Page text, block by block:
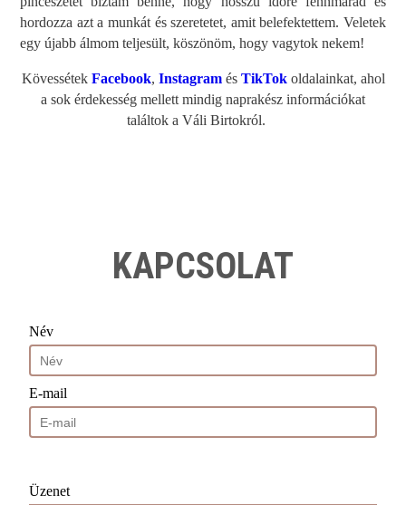
hordozza azt a munkát és szeretetet, amit belefektettem. Veletek
egy újabb álmom teljesült, köszönöm, hogy vagytok nekem!
Kövessétek Facebook, Instagramés TikTok oldalainkat, ahol
a sok érdekesség mellett mindig naprakész információkat
találtok a Váli Birtokról.
KAPCSOLAT
Név
E-mail
Üzenet